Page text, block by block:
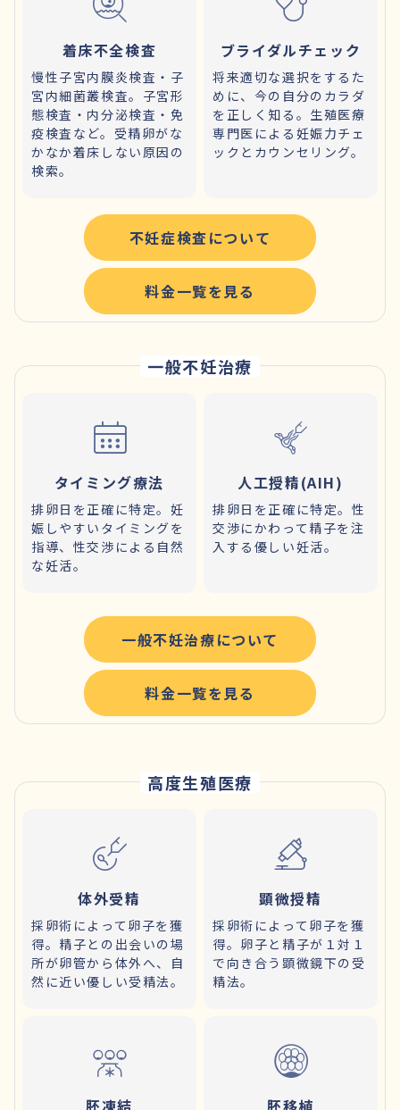
着床不全検査
慢性子宮内膜炎検査・子
宮内細菌叢検査。子宮形
態検査・内分泌検査・免
疫検査など。受精卵がな
かなか着床しない原因の
検索。
ブライダルチェック
将来適切な選択をするた
めに、今の自分のカラダ
を正しく知る。生殖医療
専門医による妊娠力チェ
ックとカウンセリング。
不妊症検査について
料金一覧を見る
一般不妊治療
タイミング療法
排卵日を正確に特定。妊
娠しやすいタイミングを
指導、性交渉による自然
な妊活。
人工授精(AIH)
排卵日を正確に特定。性
交渉にかわって精子を注
入する優しい妊活。
一般不妊治療について
料金一覧を見る
高度生殖医療
体外受精
採卵術によって卵子を獲
得。精子との出会いの場
所が卵管から体外へ、自
然に近い優しい受精法。
顕微授精
採卵術によって卵子を獲
得。卵子と精子が１対１
で向き合う顕微鏡下の受
精法。